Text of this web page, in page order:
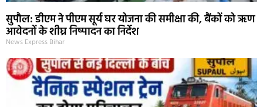
सुपौल: डीएम ने पीएम सूर्य घर योजना की समीक्षा की, बैंकों को ऋण
आवेदनों के शीघ्र निष्पादन का निर्देश
News Express Bihar